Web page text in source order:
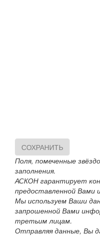
СОХРАНИТЬ
Поля, помеченные
заполнения.
АСКОН гарантирует
предоставленной Вами
Мы используем Ваши
запрошенной Вами
третьим лицам.
Отправляя данные, Вы